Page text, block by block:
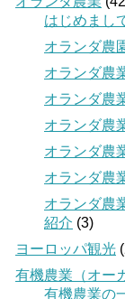
はじめまし
オランダ農
オランダ農
オランダ農
オランダ農
オランダ農
オランダ農
オランダ農
紹介 (3)
ヨーロッパ観光
有機農業（オー
有機農業の